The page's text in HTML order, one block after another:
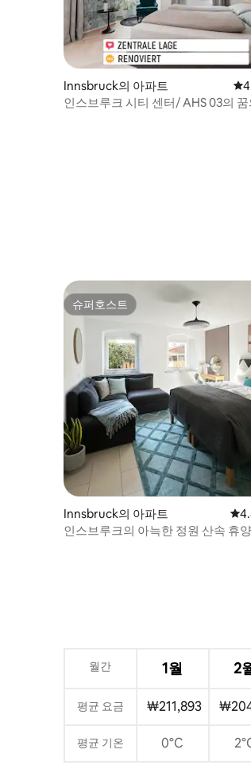
Innsbruck의 아파트 평
인스브루크 시티 센터/ AHS 03의 꿈
슈퍼호스트
슈퍼호스트
Innsbruck의 아파트 평
인스브루크의 아늑한 정원 산속 휴
월간 1월 2
평균 요금 ₩211,893
평균 기온 0°C